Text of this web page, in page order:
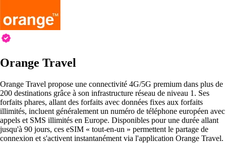
Orange Travel
Orange Travel propose une connectivité 4G/5G premium dans plus de
200 destinations grâce à son infrastructure réseau de niveau 1. Ses
forfaits phares, allant des forfaits avec données fixes aux forfaits
illimités, incluent généralement un numéro de téléphone européen avec
appels et SMS illimités en Europe. Disponibles pour une durée allant
jusqu'à 90 jours, ces eSIM « tout-en-un » permettent le partage de
connexion et s'activent instantanément via l'application Orange Travel.